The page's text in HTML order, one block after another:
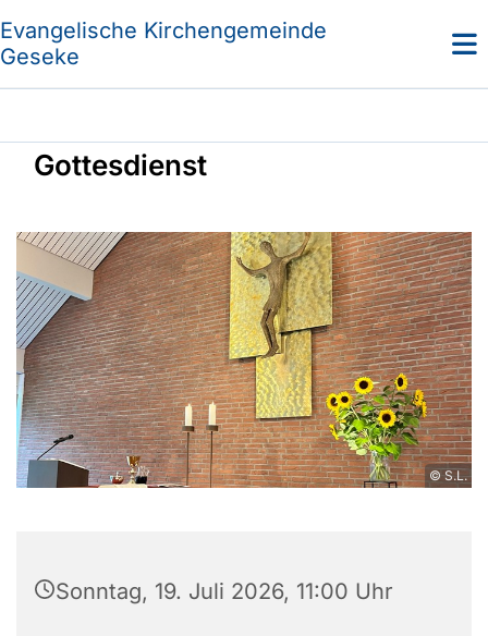
Evangelische Kirchengemeinde
Geseke
Gottesdienst
© S.L.
Sonntag, 19. Juli 2026, 11:00 Uhr